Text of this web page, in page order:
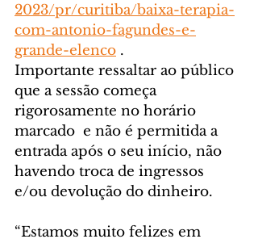
2023/pr/curitiba/baixa-terapia-
com-antonio-fagundes-e-
grande-elenco .
Importante ressaltar ao público
que a sessão começa
rigorosamente no horário
marcado  e não é permitida a
entrada após o seu início, não
havendo troca de ingressos
e/ou devolução do dinheiro.
“Estamos muito felizes em